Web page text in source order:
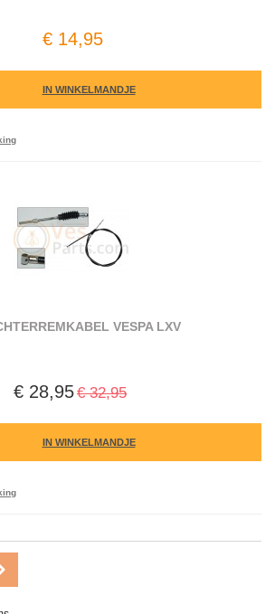
€ 14,95
IN WINKELMANDJE
VESPA LXV
€ 28,95€ 32,95
IN WINKELMANDJE